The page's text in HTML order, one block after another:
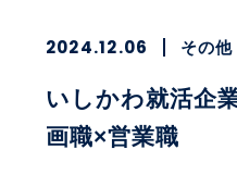
2024.12.06 その他
いしかわ就活企
画職×営業職